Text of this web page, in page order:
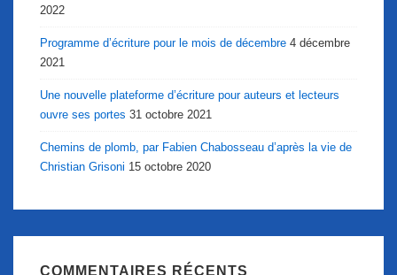
2022
Programme d’écriture pour le mois de décembre 4 décembre
2021
Une nouvelle plateforme d’écriture pour auteurs et lecteurs
ouvre ses portes 31 octobre 2021
Chemins de plomb, par Fabien Chabosseau d’après la vie de
Christian Grisoni 15 octobre 2020
COMMENTAIRES RÉCENTS